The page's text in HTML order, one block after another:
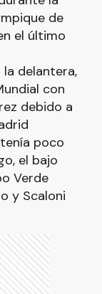
de
el último
delantera,
con
debido a
poco
el bajo
Verde
y Scaloni